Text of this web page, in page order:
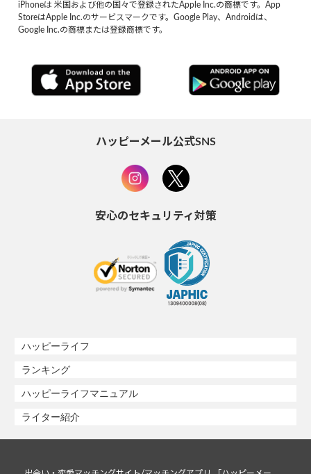
iPhoneは 米国および他の国々で登録されたApple Inc.の商標です。App
StoreはApple Inc.のサービスマークです。Google Play、Androidは、
Google Inc.の商標または登録商標です。
ハッピーメール公式SNS
安心のセキュリティ対策
ハッピーライフ
ランキング
ハッピーライフマニュアル
ライター紹介